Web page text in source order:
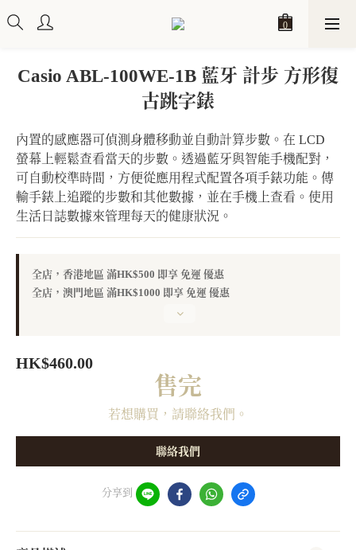
Casio ABL-100WE-1B 藍牙 計步 方形復
古跳字錶
內置的感應器可偵測身體移動並自動計算步數。在 LCD
螢幕上輕鬆查看當天的步數。透過藍牙與智能手機配對，
可自動校準時間，方便從應用程式配置各項手錶功能。傳
輸手錶上追蹤的步數和其他數據，並在手機上查看。使用
生活日誌數據來管理每天的健康狀況。
全店，香港地區 滿HK$500 即享 免運 優惠
全店，澳門地區 滿HK$1000 即享 免運 優惠
HK$460.00
售完
若想購買，請聯絡我們。
聯絡我們
分享到